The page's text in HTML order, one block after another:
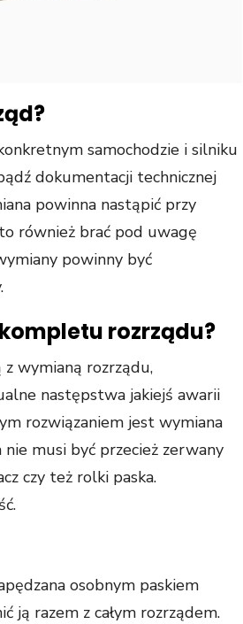
samochodzie i silniku
dokumentacji technicznej
powinna nastąpić przy
również brać pod uwagę
powinny być
rozrządu?
wymianą rozrządu,
następstwa jakiejś awarii
rozwiązaniem jest wymiana
musi być przecież zerwany
czy też rolki paska.
osobnym paskiem
ją razem z całym rozrządem.